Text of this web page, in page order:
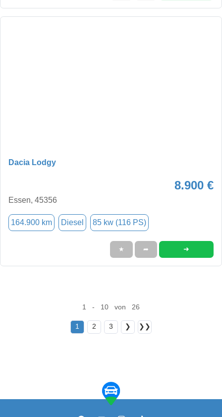
Dacia Lodgy
8.900 €
Essen, 45356
164.900 km Diesel 85 kw (116 PS)
★ ➦ ➜
1 - 10 von 26
1 2 3 ❯ ❯❯